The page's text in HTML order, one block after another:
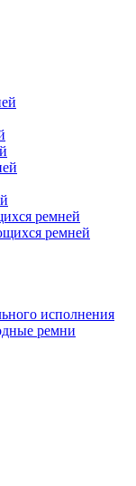
ремней
ремней
исполнения
ремни